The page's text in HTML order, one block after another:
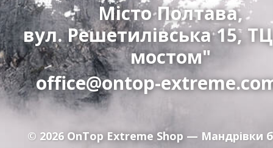
Місто Полтава,
вул. Решетилівська 15,
мостом"
office@ontop-
© 2026 OnTop Extreme Shop — Мандрівки